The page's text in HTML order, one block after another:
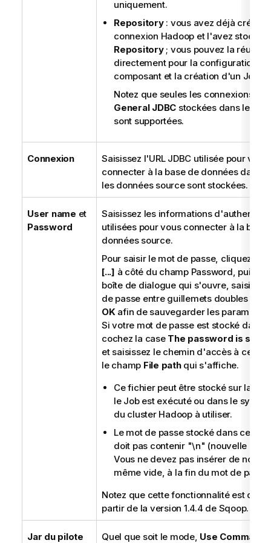
uniquement.
Repository: vous avez déjà créé la
connexion Hadoop et l'avez stockée
Repository; vous pouvez la
directement pour la configuration du
composant et la création d'un Job.
Notez que seules les connexions de
General JDBC stockées dans le
sont supportées.
Connexion
Saisissez l'URL JDBC utilisée pour vous
connecter à la base de données dans
les données source sont stockées.
User name et
Password
Saisissez les informations
utilisées pour vous connecter à la base
données source.
Pour saisir le mot de passe, cliquez sur
[...] à côté du champ Password, puis,
boîte de dialogue qui s'ouvre,
de passe entre guillemets doubles et
OKafin de sauvegarder les
Si votre mot de passe est stocké dans
cochez la case The password is
et saisissez le chemin d'accès à ce
le champ File pathqui s'affiche.
Ce fichier peut être stocké sur la
le Job est exécuté ou dans le
du cluster Hadoop à utiliser.
Le mot de passe stocké dans ce
doit pas contenir "\n" (nouvelle
Vous ne devez pas insérer de
même vide, à la fin du mot de passe.
Notez que cette fonctionnalité est
partir de la version 1.4.4 de Sqoop.
Jar du pilote Quel que soit le mode, Use